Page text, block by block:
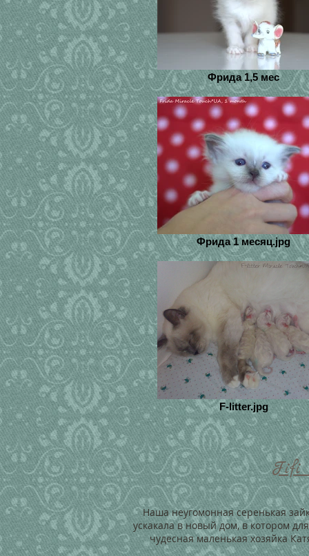
Фрида 1,5 мес
Фрида 1 месяц.jpg
F-litter.jpg
Fifi
Наша неугомонная серенькая
ускакала в новый дом, в котором
чудесная маленькая хозяйка